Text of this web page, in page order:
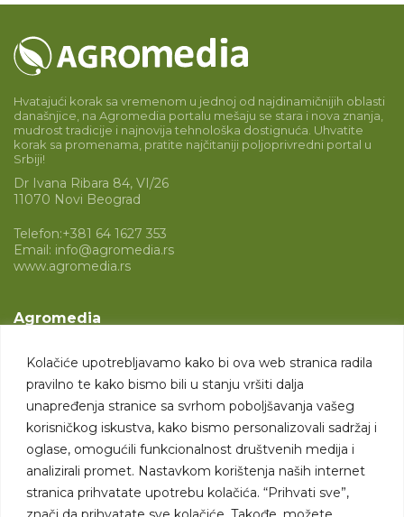
Kolačiće upotrebljavamo kako bi ova web stranica radila
pravilno te kako bismo bili u stanju vršiti dalja
unapređenja stranice sa svrhom poboljšavanja vašeg
korisničkog iskustva, kako bismo personalizovali sadržaj i
oglase, omogućili funkcionalnost društvenih medija i
analizirali promet. Nastavkom korištenja naših internet
stranica prihvatate upotrebu kolačića. “Prihvati sve”,
Hvatajući korak sa vremenom u jednoj od najdinamičnijih oblasti
današnjice, na Agromedia portalu mešaju se stara i nova znanja,
mudrost tradicije i najnovija tehnološka dostignuća. Uhvatite
korak sa promenama, pratite najčitaniji poljoprivredni portal u
Srbiji!
Dr Ivana Ribara 84, VI/26
11070 Novi Beograd
Telefon:+381 64 1627 353
Email: info@agromedia.rs
www.agromedia.rs
Agromedia
Svet poljoprivrede
Marketing usluge
Tražimo saradnike
Kontakt